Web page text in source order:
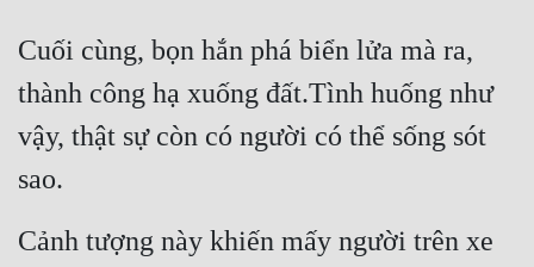
Sảng Văn
Sắc
Sủng
Thanh Xuân
Tiên Hiệp
Cuối cùng, bọn hắn phá biển lửa mà ra,
thành công hạ xuống đất.Tình huống như
vậy, thật sự còn có người có thể sống sót
sao.
Cảnh tượng này khiến mấy người trên xe